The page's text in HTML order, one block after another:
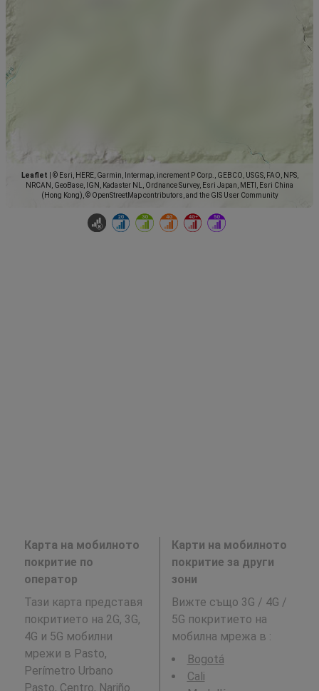
Leaflet
© Esri, HERE, Garmin, Intermap, increment P Corp., GEBCO, USGS, FAO, NPS,
NRCAN, GeoBase, IGN, Kadaster NL, Ordnance Survey, Esri Japan, METI, Esri China
(Hong Kong), © OpenStreetMap contributors, and the GIS User Community
Карта на мобилното
покритие по
оператор
Тази карта представя
покритието на 2G, 3G,
4G и 5G мобилни
мрежи в Pasto,
Perímetro Urbano
Pasto, Centro, Nariño .
Карти на мобилното
покритие за други
зони
Вижте също 3G / 4G /
5G покритието на
мобилна мрежа в :
Bogotá
Cali